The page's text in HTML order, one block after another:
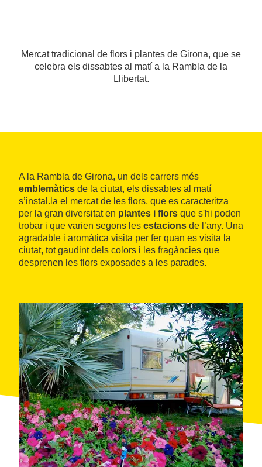
Mercat tradicional de flors i plantes de Girona, que se
celebra els dissabtes al matí a la Rambla de la
Llibertat.
A la Rambla de Girona, un dels carrers més
emblemàtics de la ciutat, els dissabtes al matí
s’instal.la el mercat de les flors, que es caracteritza
per la gran diversitat en plantes i flors que s'hi poden
trobar i que varien segons les estacions de l’any. Una
agradable i aromàtica visita per fer quan es visita la
ciutat, tot gaudint dels colors i les fragàncies que
desprenen les flors exposades a les parades.